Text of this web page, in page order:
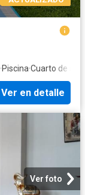
·Piscina·Cuarto de
Ver en detalle
Ver foto